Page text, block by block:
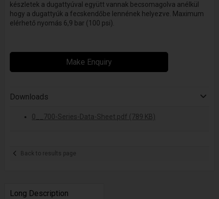
készletek a dugattyúval együtt vannak becsomagolva anélkül
hogy a dugattyúk a fecskendőbe lennének helyezve. Maximum
elérhető nyomás 6,9 bar (100 psi).
Make Enquiry
Downloads
0__700-Series-Data-Sheet.pdf (789 KB)
Back to results page
Long Description